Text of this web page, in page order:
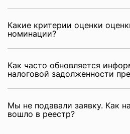
Какие критерии оценки
номинации?
Как часто обновляется
налоговой задолженности
Мы не подавали заявку. Как
вошло в реестр?